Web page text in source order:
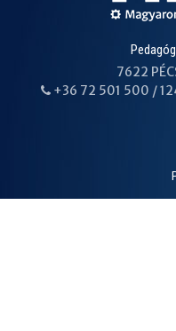
7622
PHONE
+36 72 501 500 /